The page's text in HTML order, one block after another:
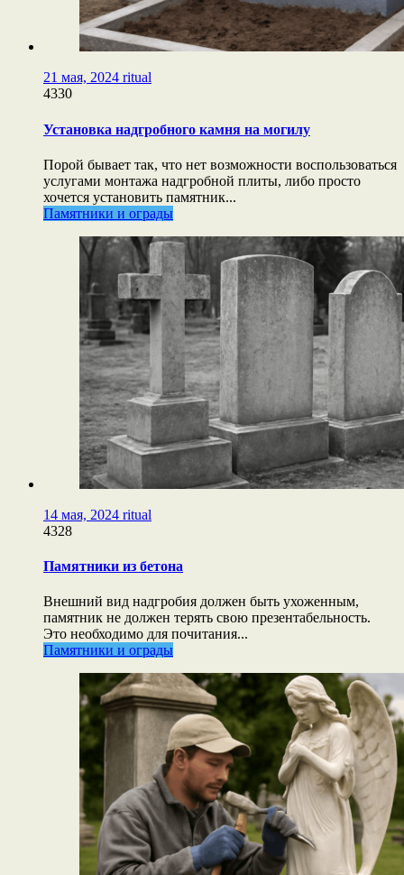
21 мая, 2024 ritual
4330
Установка надгробного камня на могилу
Порой бывает так, что нет возможности воспользоваться
услугами монтажа надгробной плиты, либо просто
хочется установить памятник...
Памятники и ограды
14 мая, 2024 ritual
4328
Памятники из бетона
Внешний вид надгробия должен быть ухоженным,
памятник не должен терять свою презентабельность.
Это необходимо для почитания...
Памятники и ограды